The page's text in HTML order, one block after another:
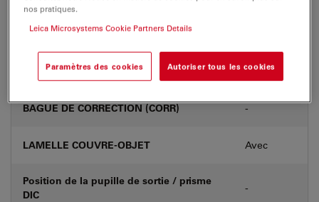
Caractéristiques techniques
Numéro de produit 11506276
BAGUE DE CORRECTION (CORR) -
LAMELLE COUVRE-OBJET Avec
Position de la pupille de sortie / prisme
DIC
-
nos pratiques.
Leica Microsystems Cookie Partners Details
Paramètres des cookies Autoriser tous les cookies